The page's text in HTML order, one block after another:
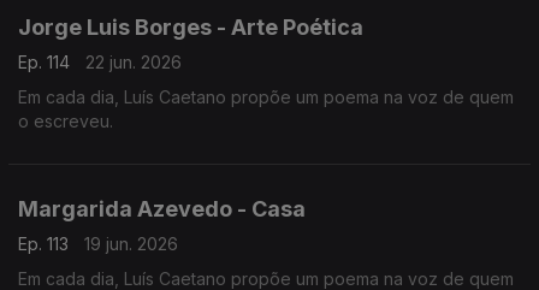
Jorge Luis Borges - Arte Poética
Ep. 114
22 jun. 2026
Em cada dia, Luís Caetano propõe um poema na voz de quem
o escreveu.
Margarida Azevedo - Casa
Ep. 113
19 jun. 2026
Em cada dia, Luís Caetano propõe um poema na voz de quem